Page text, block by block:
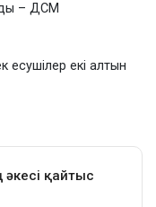
– ДСМ
екі алтын